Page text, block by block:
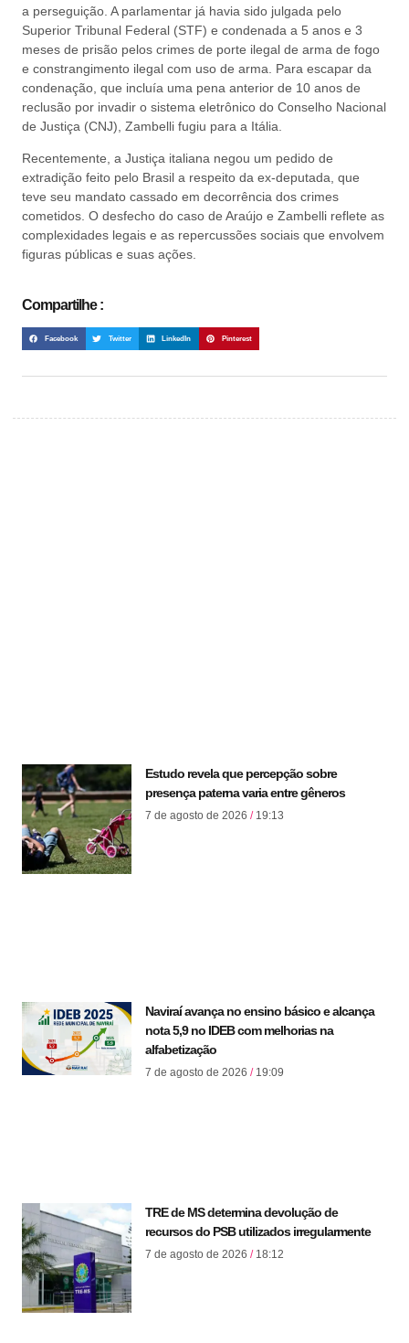
a perseguição. A parlamentar já havia sido julgada pelo
Superior Tribunal Federal (STF) e condenada a 5 anos e 3
meses de prisão pelos crimes de porte ilegal de arma de fogo
e constrangimento ilegal com uso de arma. Para escapar da
condenação, que incluía uma pena anterior de 10 anos de
reclusão por invadir o sistema eletrônico do Conselho Nacional
de Justiça (CNJ), Zambelli fugiu para a Itália.
Recentemente, a Justiça italiana negou um pedido de
extradição feito pelo Brasil a respeito da ex-deputada, que
teve seu mandato cassado em decorrência dos crimes
cometidos. O desfecho do caso de Araújo e Zambelli reflete as
complexidades legais e as repercussões sociais que envolvem
figuras públicas e suas ações.
Compartilhe :
Facebook Twitter LinkedIn Pinterest
Estudo revela que percepção sobre
presença paterna varia entre gêneros
7 de agosto de 2026 19:13
Naviraí avança no ensino básico e alcança
nota 5,9 no IDEB com melhorias na
alfabetização
7 de agosto de 2026 19:09
TRE de MS determina devolução de
recursos do PSB utilizados irregularmente
7 de agosto de 2026 18:12